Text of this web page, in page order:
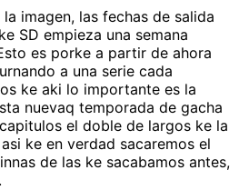
imagen, las fechas de salida
SD empieza una semana
es porke a partir de ahora
a una serie cada
ke aki lo importante es la
nuevaq temporada de gacha
el doble de largos ke la
ke en verdad sacaremos el
de las ke sacabamos antes,